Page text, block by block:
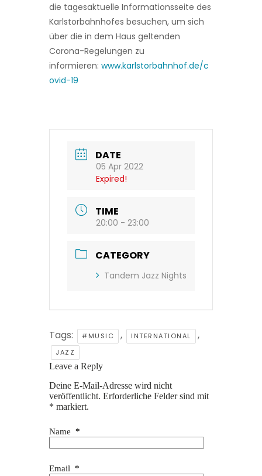
die tagesaktuelle Informationsseite des
Karlstorbahnhofes besuchen, um sich
über die in dem Haus geltenden
Corona-Regelungen zu
informieren: www.karlstorbahnhof.de/c
ovid-19
DATE
05 Apr 2022
Expired!
TIME
20:00 - 23:00
CATEGORY
Tandem Jazz Nights
Tags: #MUSIC , INTERNATIONAL ,
JAZZ
Leave a Reply
Deine E-Mail-Adresse wird nicht
veröffentlicht. Erforderliche Felder sind mit
* markiert.
Name *
Email *